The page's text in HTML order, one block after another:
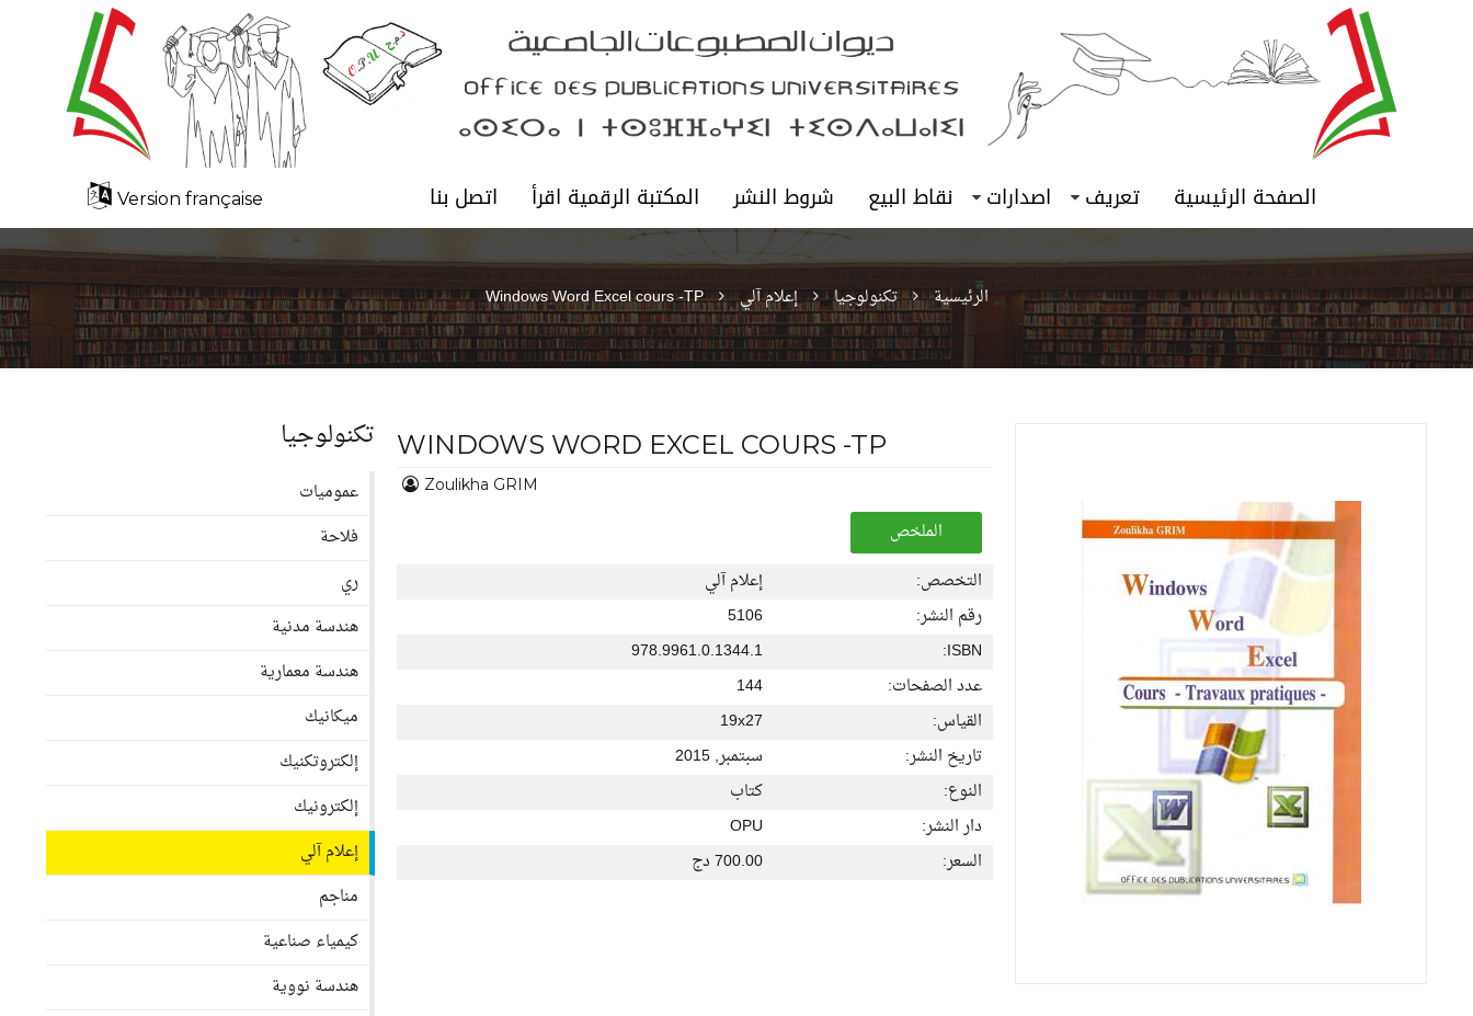
الصفحة الرئيسية تعريف اصدارات نقاط البيع شروط النشر المكتبة الرقمية اقرأ اتصل بنا Version française
الرئيسية تكنولوجيا إعلام آلي Windows Word Excel cours -TP
WINDOWS WORD EXCEL COURS -TP
Zoulikha GRIM
الملخص
التخصص:
إعلام آلي
رقم النشر:
5106
ISBN:
978.9961.0.1344.1
عدد الصفحات:
144
القياس:
19x27
تاريخ النشر:
سبتمبر, 2015
النوع:
كتاب
دار النشر:
OPU
السعر:
700.00 دج
تكنولوجيا
عموميات
فلاحة
ري
هندسة مدنية
هندسة معمارية
ميكانيك
إلكتروتكنيك
إلكترونيك
إعلام آلي
مناجم
كيمياء صناعية
هندسة نووية